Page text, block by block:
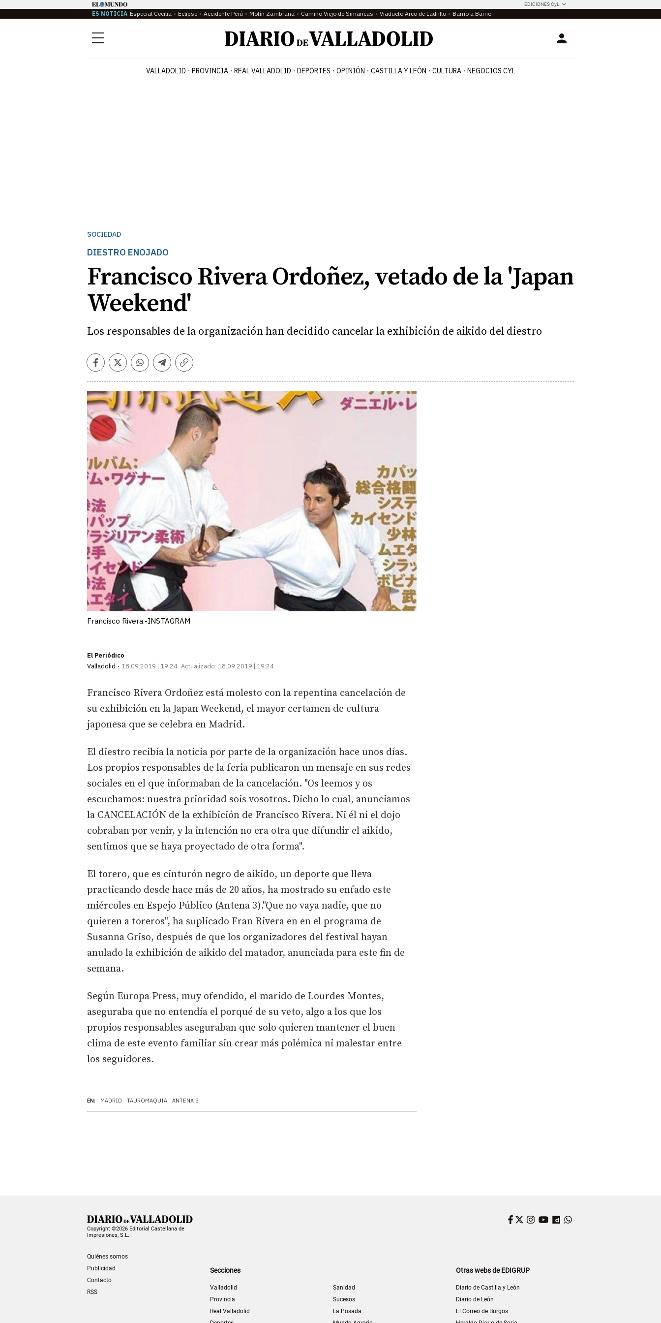
EDICIONES CyL
ES NOTICIA Especial Cecilia Eclipse Accidente Perú Motín Zambrana Camino Viejo de Simancas Viaducto Arco de Ladrillo Barrio a Barrio
Menú Login
VALLADOLID PROVINCIA REAL VALLADOLID DEPORTES OPINIÓN CASTILLA Y LEÓN CULTURA NEGOCIOS CYL
SOCIEDAD
DIESTRO ENOJADO
Francisco Rivera Ordoñez, vetado de la 'Japan
Weekend'
Los responsables de la organización han decidido cancelar la exhibición de aikido del diestro
Facebook
TwitterWhatsapp
Telegram
Copiar
Francisco Rivera.-INSTAGRAM
El Periódico
Valladolid
18.09.2019 | 19:24 Actualizado: 18.09.2019 | 19:24
EN: MADRID TAUROMAQUIA ANTENA 3
Francisco Rivera Ordoñez está molesto con la repentina cancelación de
su exhibición en la Japan Weekend, el mayor certamen de cultura
japonesa que se celebra en Madrid.
El diestro recibía la noticia por parte de la organización hace unos días.
Los propios responsables de la feria publicaron un mensaje en sus redes
sociales en el que informaban de la cancelación. "Os leemos y os
escuchamos: nuestra prioridad sois vosotros. Dicho lo cual, anunciamos
la CANCELACIÓN de la exhibición de Francisco Rivera. Ni él ni el dojo
cobraban por venir, y la intención no era otra que difundir el aikido,
sentimos que se haya proyectado de otra forma".
El torero, que es cinturón negro de aikido, un deporte que lleva
practicando desde hace más de 20 años, ha mostrado su enfado este
miércoles en Espejo Público (Antena 3)."Que no vaya nadie, que no
quieren a toreros", ha suplicado Fran Rivera en en el programa de
Susanna Griso, después de que los organizadores del festival hayan
anulado la exhibición de aikido del matador, anunciada para este fin de
semana.
Según Europa Press, muy ofendido, el marido de Lourdes Montes,
aseguraba que no entendía el porqué de su veto, algo a los que los
propios responsables aseguraban que solo quieren mantener el buen
clima de este evento familiar sin crear más polémica ni malestar entre
los seguidores.
Copyright ©2026 Editorial Castellana de
Impresiones, S.L.
Quiénes somos
Publicidad
Contacto
RSS
Facebook
Twitter
Instagram
YouTube
Dailymotion
Secciones
Valladolid
Provincia
Real Valladolid
Sanidad
Sucesos
La Posada
Otras webs de EDIGRUP
Diario de Castilla y León
Diario de León
El Correo de Burgos